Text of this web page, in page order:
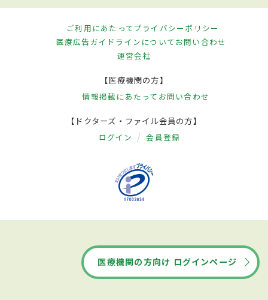
ご利用にあたってプライバシーポリシー
医療広告ガイドラインについてお問い合わせ
運営会社
【医療機関の方】
情報掲載にあたって お問い合わせ
【ドクターズ・ファイル会員の方】
ログイン 会員登録
医療機関の方向け ログインページ